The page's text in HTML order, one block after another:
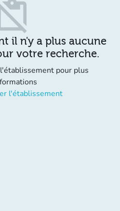
il n'y a plus aucune
votre recherche.
pour plus
l'établissement